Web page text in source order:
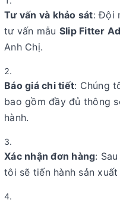
Tư vấn và khảo sát: Đội
tư vấn mẫu Slip Fitter
Anh Chị.
Báo giá chi tiết: Chúng
bao gồm đầy đủ thông
hành.
Xác nhận đơn hàng:
tôi sẽ tiến hành sản